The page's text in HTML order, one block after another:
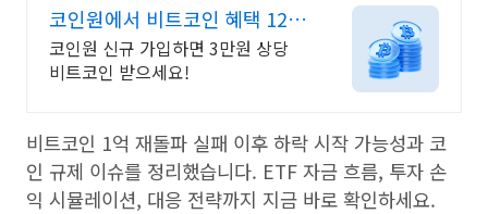
코인원에서 비트코인 혜택 12년
무사고 거래소
코인원 신규 가입하면 3만원 상당
비트코인 받으세요!
비트코인 1억 재돌파 실패 이후 하락 시작 가능성과 코
인 규제 이슈를 정리했습니다. ETF 자금 흐름, 투자 손
익 시뮬레이션, 대응 전략까지 지금 바로 확인하세요.